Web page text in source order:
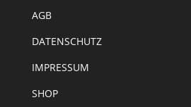
AGB
DATENSCHUTZ
IMPRESSUM
SHOP